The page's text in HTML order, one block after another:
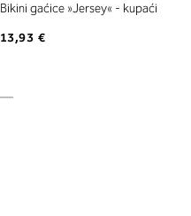
Bikini gaćice »Jersey« - kupaći
13,93 €